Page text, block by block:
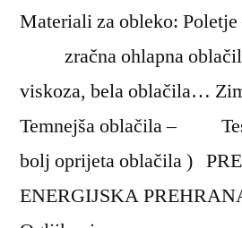
Materiali za obleko:
zračna ohlapna
viskoza, bela oblačila…
Temnejša oblačila –
bolj oprijeta oblačila )
ENERGIJSKA